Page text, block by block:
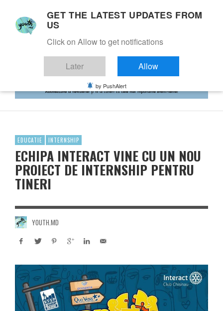
EDUCATIE INTERNSHIP
ECHIPA INTERACT VINE CU UN NOU
PROIECT DE INTERNSHIP PENTRU
TINERI
YOUTH.MD
GET THE LATEST UPDATES FROM
US
Click on Allow to get notifications
Later Allow
by PushAlert